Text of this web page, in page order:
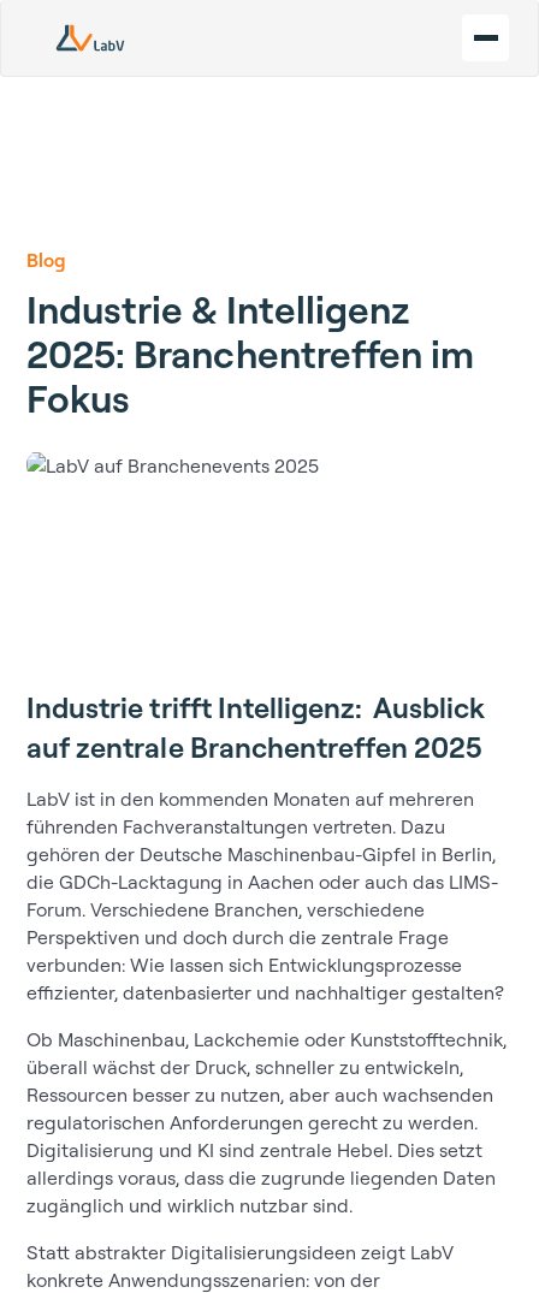
Blog
Industrie & Intelligenz
2025: Branchentreffen im
Fokus
Industrie trifft Intelligenz: Ausblick
auf zentrale Branchentreffen 2025
LabV ist in den kommenden Monaten auf mehreren
führenden Fachveranstaltungen vertreten. Dazu
gehören der Deutsche Maschinenbau-Gipfel in Berlin,
die GDCh-Lacktagung in Aachen oder auch das LIMS-
Forum. Verschiedene Branchen, verschiedene
Perspektiven und doch durch die zentrale Frage
verbunden: Wie lassen sich Entwicklungsprozesse
effizienter, datenbasierter und nachhaltiger gestalten?
Ob Maschinenbau, Lackchemie oder Kunststofftechnik,
überall wächst der Druck, schneller zu entwickeln,
Ressourcen besser zu nutzen, aber auch wachsenden
regulatorischen Anforderungen gerecht zu werden.
Digitalisierung und KI sind zentrale Hebel. Dies setzt
allerdings voraus, dass die zugrunde liegenden Daten
zugänglich und wirklich nutzbar sind.
Statt abstrakter Digitalisierungsideen zeigt LabV
konkrete Anwendungsszenarien: von der